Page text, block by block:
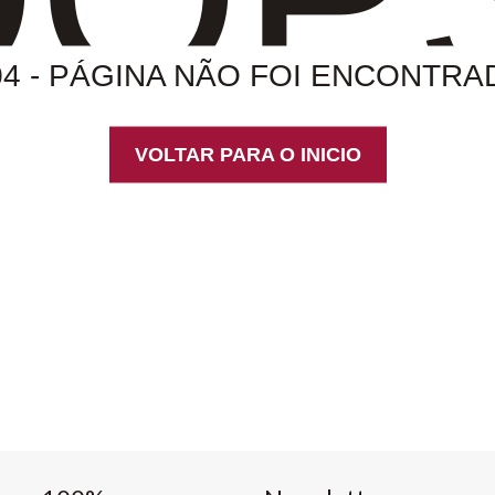
- PÁGINA NÃO FOI
VOLTAR PARA O INICIO